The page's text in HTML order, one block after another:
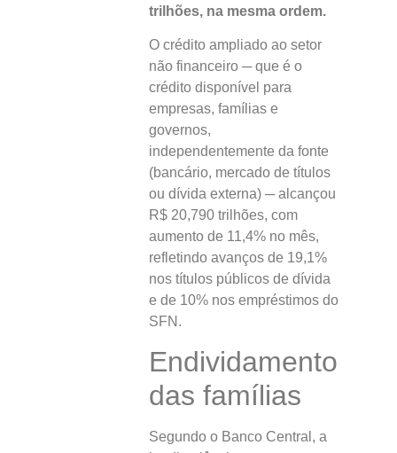
trilhões, na mesma ordem.
O crédito ampliado ao setor
não financeiro ─ que é o
crédito disponível para
empresas, famílias e
governos,
independentemente da fonte
(bancário, mercado de títulos
ou dívida externa) ─ alcançou
R$ 20,790 trilhões, com
aumento de 11,4% no mês,
refletindo avanços de 19,1%
nos títulos públicos de dívida
e de 10% nos empréstimos do
SFN.
Endividamento
das famílias
Segundo o Banco Central, a